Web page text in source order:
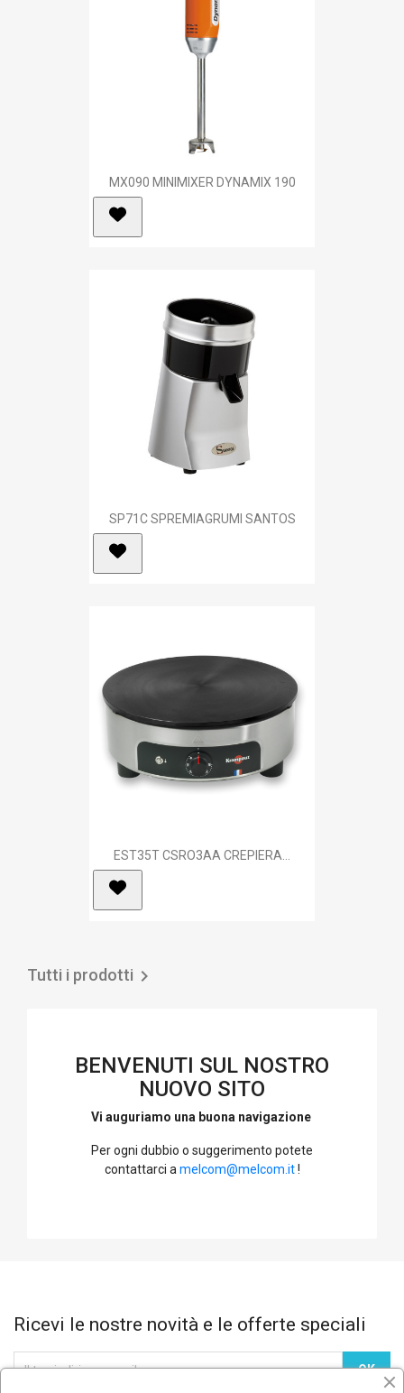
MX090 MINIMIXER DYNAMIX 190
SP71C SPREMIAGRUMI SANTOS
EST35T CSRO3AA CREPIERA...
Tutti i prodotti 
BENVENUTI SUL NOSTRO
NUOVO SITO
Vi auguriamo una buona navigazione
Per ogni dubbio o suggerimento potete
contattarci a melcom@melcom.it!
Ricevi le nostre novità e le offerte speciali